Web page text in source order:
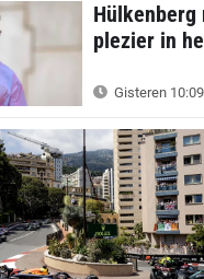
Hülkenberg
plezier in
Gisteren 10:09